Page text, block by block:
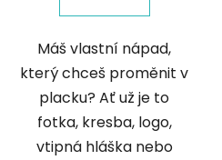
Máš vlastní nápad,
který chceš proměnit v
placku? Ať už je to
fotka, kresba, logo,
vtipná hláška nebo